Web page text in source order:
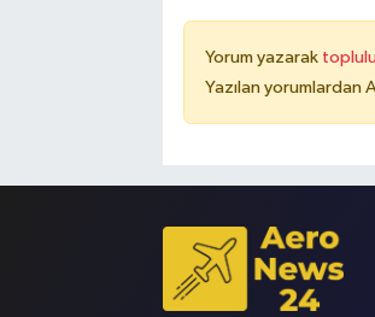
Yorum yazarak
Yazılan yorumlardan